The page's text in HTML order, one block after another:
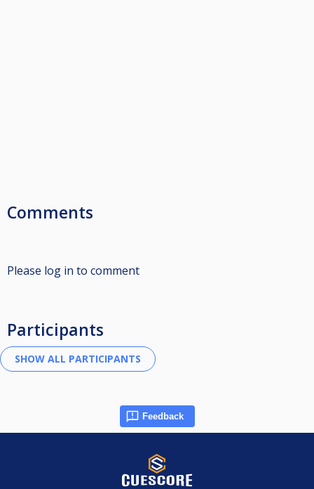
Comments
Please log in to comment
Participants
Feedback